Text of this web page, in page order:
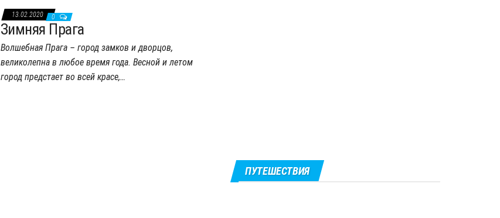
13.02.2020 0
Зимняя Прага
Волшебная Прага – город замков и дворцов,
великолепна в любое время года. Весной и летом
город предстает во всей красе,…
ПУТЕШЕСТВИЯ